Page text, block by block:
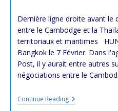
modified:
Dernière ligne droite avant le
entre le Cambodge et la
territoriaux et maritimes
Bangkok le 7 Février. Dans
Post, il y aurait entre autres
négociations entre le
Continue ReadingDernière
Ligne